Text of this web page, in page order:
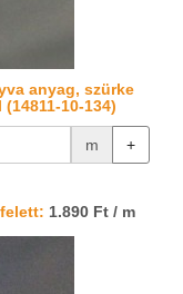
anyag, szürke
10-134)
m +
1.890 Ft / m